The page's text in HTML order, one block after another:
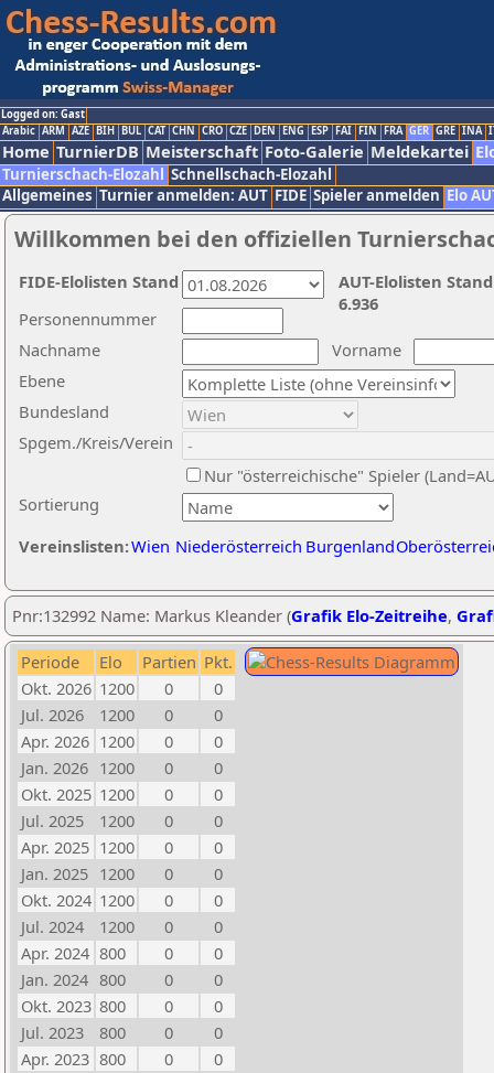
Logged on: Gast
Arabic ARM AZE BIH BUL CAT CHN CRO CZE DEN ENG ESP FAI FIN FRA GER GRE INA
Home TurnierDB Meisterschaft Foto-Galerie Meldekartei
Turnierschach-Elozahl Schnellschach-Elozahl
Allgemeines Turnier anmelden: AUT FIDE Spieler anmelden Elo
Willkommen bei den offiziellen
Nachname
Vorname
Ebene
Sortierung
Personennummer
Bundesland
Spgem./Kreis/Verein
Nur "österreichische" Spieler
Vereinslisten:Wien Niederösterreich Burgenland
AUT-Elolisten
6.936
FIDE-Elolisten Stand
Pnr:132992 Name: Markus Kleander (Grafik Elo-Zeitreihe,
Periode Elo Partien Pkt.
Okt. 2026 1200 0
0
Jul. 2026
1200 0
0
Apr. 2026 1200 0
0
Jan. 2026 1200 0
0
Okt. 2025 1200 0
0
Jul. 2025
1200 0
0
Apr. 2025 1200 0
0
Jan. 2025 1200 0
0
Okt. 2024 1200 0
0
Jul. 2024
1200 0
0
Apr. 2024 800 0
0
Jan. 2024 800 0
0
Okt. 2023 800 0
0
Jul. 2023
800 0
0
Apr. 2023 800 0
0